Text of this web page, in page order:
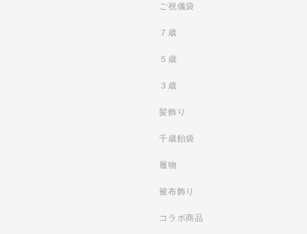
ご祝儀袋
７歳
５歳
３歳
髪飾り
千歳飴袋
履物
被布飾り
コラボ商品